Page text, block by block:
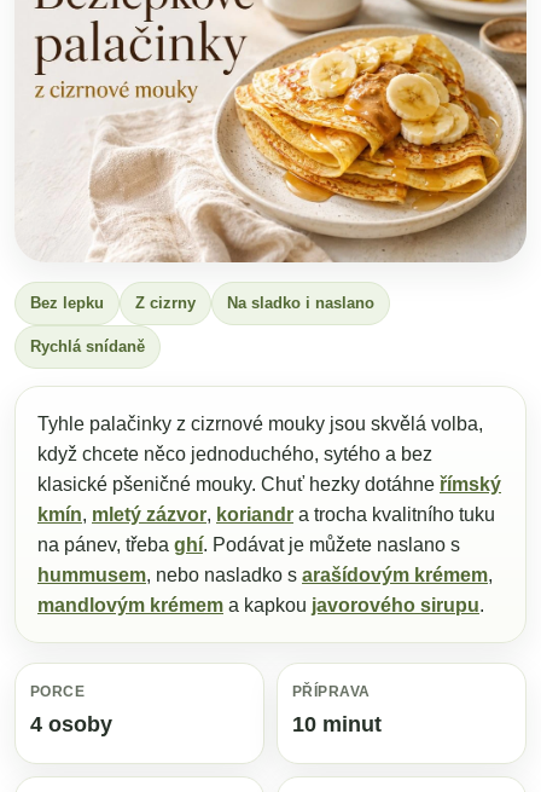
Bez lepku Z cizrny Na sladko i naslano
Rychlá snídaně
Tyhle palačinky z cizrnové mouky jsou skvělá volba,
když chcete něco jednoduchého, sytého a bez
klasické pšeničné mouky. Chuť hezky dotáhne římský
kmín, mletý zázvor, koriandr a trocha kvalitního tuku
na pánev, třeba ghí. Podávat je můžete naslano s
hummusem, nebo nasladko s arašídovým krémem,
mandlovým krémem a kapkou javorového sirupu.
PORCE
4 osoby
PŘÍPRAVA
10 minut